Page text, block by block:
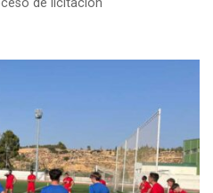
de licitación